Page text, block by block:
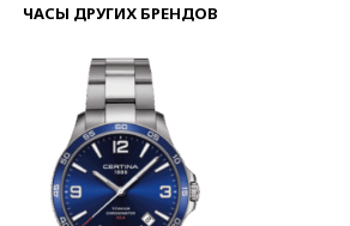
ЧАСЫ ДРУГИХ БРЕНДОВ